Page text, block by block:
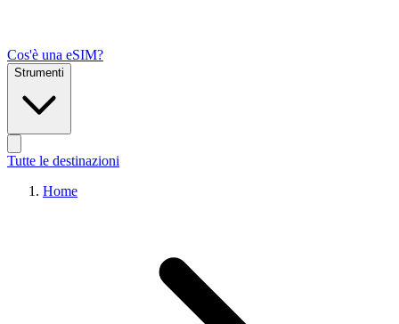
Cos'è una eSIM?
Strumenti
Tutte le destinazioni
Home